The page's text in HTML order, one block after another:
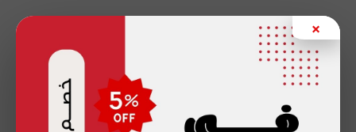
×
المحتوى